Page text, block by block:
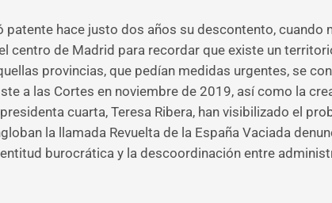
patente hace justo dos años su descontento,
centro de Madrid para recordar que existe un
provincias, que pedían medidas urgentes, se
a las Cortes en noviembre de 2019, así como la
cuarta, Teresa Ribera, han visibilizado el
la llamada Revuelta de la España Vaciada
burocrática y la descoordinación entre